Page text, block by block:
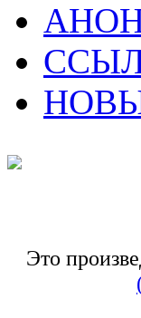
Это